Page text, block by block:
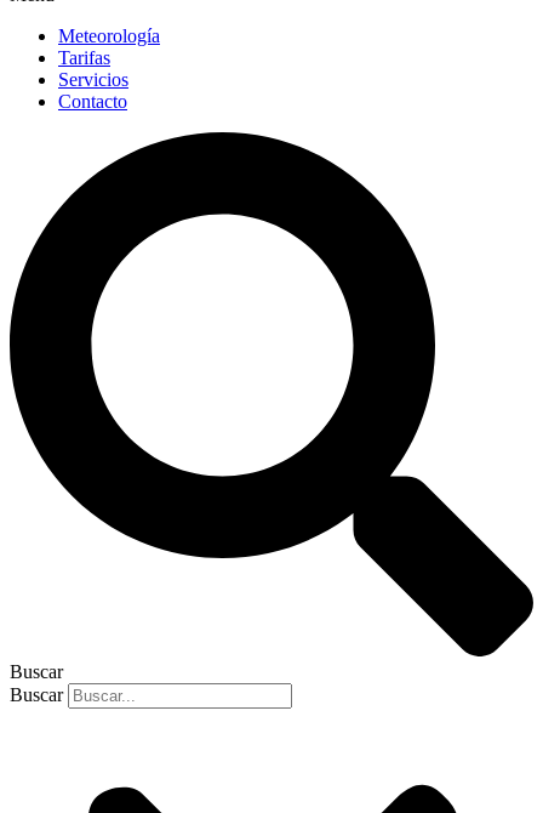
Meteorología
Tarifas
Servicios
Contacto
Buscar
Buscar